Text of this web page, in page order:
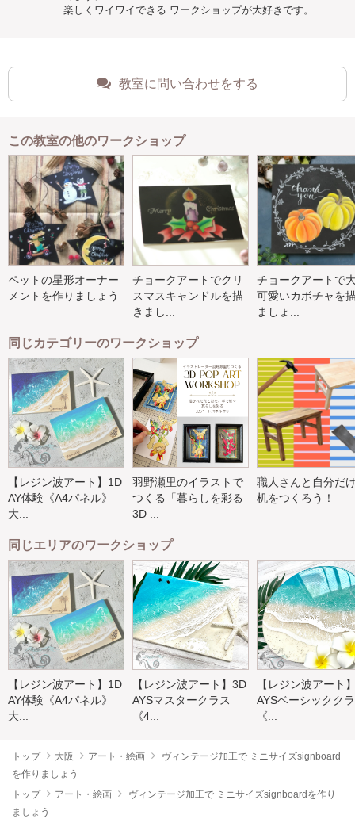
楽しくワイワイできる ワークショップが大好きです。
教室に問い合わせをする
この教室の他のワークショップ
ペットの星形オーナー
メントを作りましょう
チョークアートでクリ
スマスキャンドルを描
きまし...
チョークアートで
可愛いカボチャを
ましょ...
同じカテゴリーのワークショップ
【レジン波アート】1D
AY体験《A4パネル》
大...
羽野瀬里のイラストで
つくる「暮らしを彩る
3D ...
職人さんと自分だ
机をつくろう！
同じエリアのワークショップ
【レジン波アート】1D
AY体験《A4パネル》
大...
【レジン波アート】3D
AYSマスタークラス
《4...
【レジン波アート
AYSベーシックク
《...
トップ 大阪 アート・絵画
ヴィンテージ加工で ミニサイズsignboard
を作りましょう
トップ
アート・絵画
ヴィンテージ加工で ミニサイズsignboardを作り
ましょう